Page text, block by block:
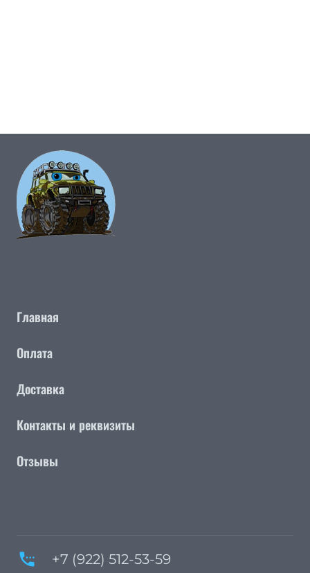
Главная
Оплата
Доставка
Контакты и реквизиты
Отзывы
settings_phone +7 (922) 512-53-59